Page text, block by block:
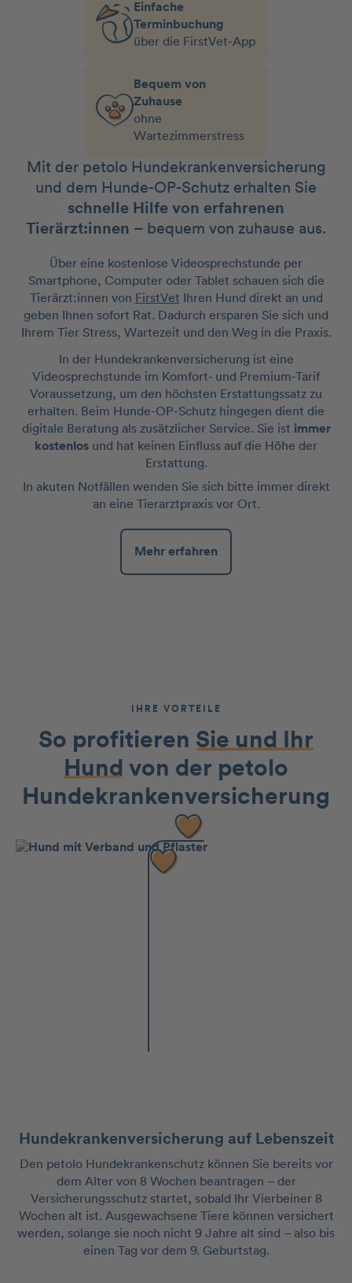
Einfache
Terminbuchung
über die FirstVet-App
Bequem von
Zuhause
ohne
Wartezimmerstress
Mit der petolo Hundekrankenversicherung
und dem Hunde-OP-Schutz erhalten Sie
schnelle Hilfe von erfahrenen
Tierärzt:innen – bequem von zuhause aus.
Über eine kostenlose Videosprechstunde per
Smartphone, Computer oder Tablet schauen sich die
Tierärzt:innen von FirstVet Ihren Hund direkt an und
geben Ihnen sofort Rat. Dadurch ersparen Sie sich und
Ihrem Tier Stress, Wartezeit und den Weg in die Praxis.
In der Hundekrankenversicherung ist eine
Videosprechstunde im Komfort- und Premium-Tarif
Voraussetzung, um den höchsten Erstattungssatz zu
erhalten. Beim Hunde-OP-Schutz hingegen dient die
digitale Beratung als zusätzlicher Service. Sie ist immer
kostenlos und hat keinen Einfluss auf die Höhe der
Erstattung.
In akuten Notfällen wenden Sie sich bitte immer direkt
an eine Tierarztpraxis vor Ort.
Mehr erfahren
IHRE VORTEILE
So profitieren Sie und Ihr
Hund von der petolo
Hundekran­kenversicherung
Hundekrankenversicherung auf Lebenszeit
Den petolo Hundekrankenschutz können Sie bereits vor
dem Alter von 8 Wochen beantragen – der
Versicherungsschutz startet, sobald Ihr Vierbeiner 8
Wochen alt ist. Ausgewachsene Tiere können versichert
werden, solange sie noch nicht 9 Jahre alt sind – also bis
einen Tag vor dem 9. Geburtstag.